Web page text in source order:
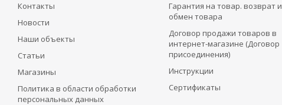
Контакты
Новости
Наши объекты
Статьи
Магазины
Политика в области обработки
персональных данных
Гарантия на товар. возврат и
обмен товара
Договор продажи товаров в
интернет-магазине (Договор
присоединения)
Инструкции
Сертификаты